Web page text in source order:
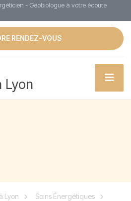
- Géobiologue à votre écoute
RENDEZ-VOUS
Lyon
Lyon
Soins Énergétiques